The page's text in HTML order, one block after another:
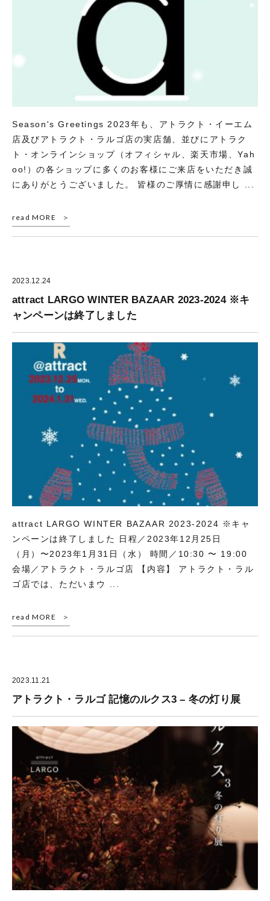
Season's Greetings 2023年も、アトラクト・イーエム
店及びアトラクト・ラルゴ店の実店舗、並びにアトラク
ト・オンラインショップ（オフィシャル、楽天市場、Yah
oo!）の各ショップに多くのお客様にご来店をいただき誠
にありがとうございました。 皆様のご厚情に感謝申し ...
read MORE
2023.12.24
attract LARGO WINTER BAZAAR 2023-2024 ※キ
ャンペーンは終了しました
attract LARGO WINTER BAZAAR 2023-2024 ※キャ
ンペーンは終了しました 日程／2023年12月25日
（月）〜2023年1月31日（水） 時間／10:30 〜 19:00
会場／アトラクト・ラルゴ店 【内容】 アトラクト・ラル
ゴ店では、ただいまウ ...
read MORE
2023.11.21
アトラクト・ラルゴ 記憶のルクス3 – 冬の灯り展